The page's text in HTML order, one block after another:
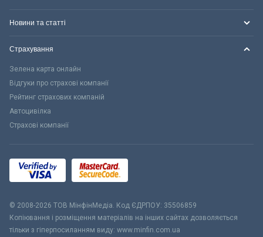
Новини та статті
Страхування
Зелена карта онлайн
Відгуки про страхові компанії
Рейтинг страхових компаній
Автоцивілка
Страхові компанії
© 2008-2026 ТОВ МiнфiнМедiа. Код ЄДРПОУ: 35506859
Копіювання і розміщення матеріалів на інших сайтах дозволяється
тільки з гіперпосиланням виду: www.minfin.com.ua